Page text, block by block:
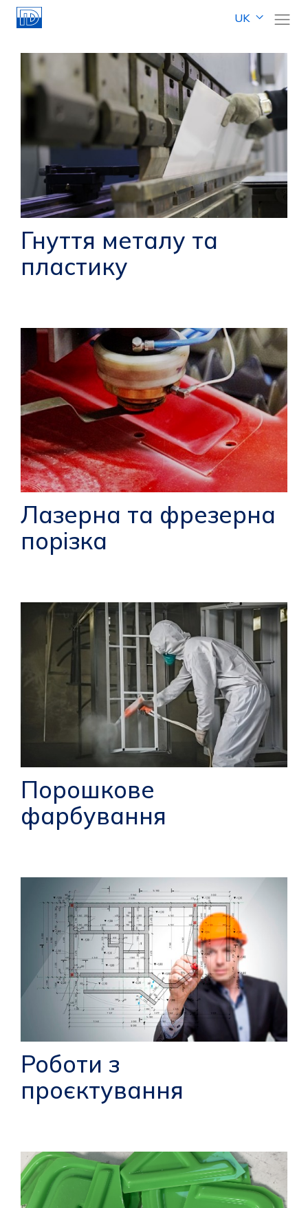
UK
Гнуття металу та
пластику
Лазерна та фрезерна
порізка
Порошкове
фарбування
Роботи з
проєктування